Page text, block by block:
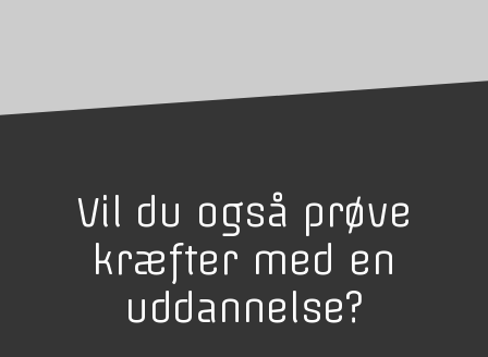
Vil du også prøve
kræfter med en
uddannelse?